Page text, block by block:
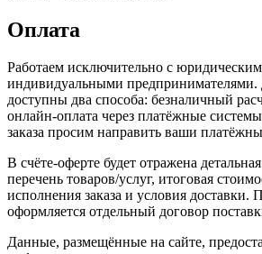
Оплата
Работаем исключительно с
индивидуальными предпринимателями.
доступны два способа: безналичный
онлайн-оплата через платёжные
заказа просим направить ваши
В счёте-оферте будет отражена
перечень товаров/услуг, итоговая
исполнения заказа и условия доставки.
оформляется отдельный договор
Данные, размещённые на сайте,